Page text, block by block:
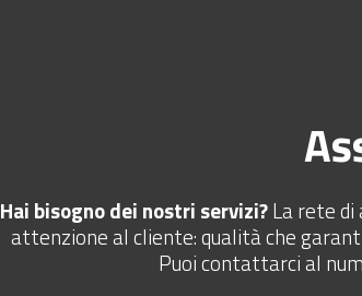
Hai bisogno dei nostri servizi?La rete
attenzione al cliente: qualità che
Puoi contattarci al